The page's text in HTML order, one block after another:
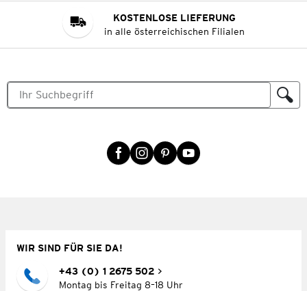
KOSTENLOSE LIEFERUNG
in alle österreichischen Filialen
WIR SIND FÜR SIE DA!
+43 (0) 1 2675 502
Montag bis Freitag 8–18 Uhr